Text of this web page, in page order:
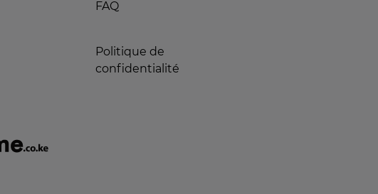
FAQ
Politique de
confidentialité